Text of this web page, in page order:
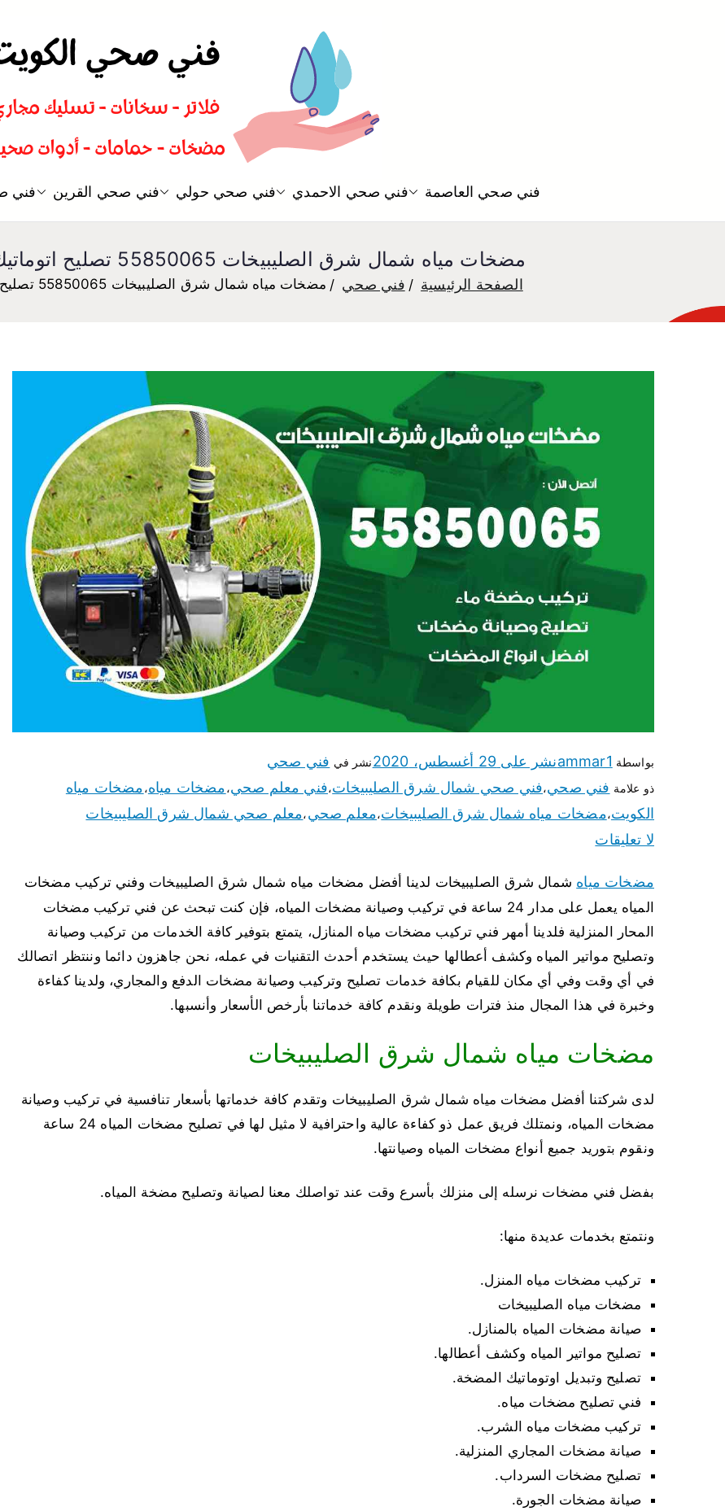
سباك صحي تسليك مجاري فني صحي العاصمة فني صحي الاحمدي فني صحي حولي فني صحي القرين فني
مضخات مياه شمال شرق الصليبيخات 55850065 تصليح اتوماتيك مضخة مياه الكويت
الصفحة الرئيسية فني صحي مضخات مياه شمال شرق الصليبيخات 55850065 تصليح اتوماتيك مضخة مياه الكويت
بواسطة ammar1نشر على 29 أغسطس، 2020 نشر في فني صحي
ذو علامة فني صحي،فني صحي شمال شرق الصليبيخات،فني معلم صحي،مضخات مياه،مضخات مياه
الكويت،مضخات مياه شمال شرق الصليبيخات،معلم صحي،معلم صحي شمال شرق الصليبيخات
لا تعليقات
مضخات مياه شمال شرق الصليبيخات لدينا أفضل مضخات مياه شمال شرق الصليبيخات وفني تركيب مضخات
المياه يعمل على مدار 24 ساعة في تركيب وصيانة مضخات المياه، فإن كنت تبحث عن فني تركيب مضخات
المحار المنزلية فلدينا أمهر فني تركيب مضخات مياه المنازل، يتمتع بتوفير كافة الخدمات من تركيب وصيانة
وتصليح مواتير المياه وكشف أعطالها حيث يستخدم أحدث التقنيات في عمله، نحن جاهزون دائما وننتظر اتصالك
في أي وقت وفي أي مكان للقيام بكافة خدمات تصليح وتركيب وصيانة مضخات الدفع والمجاري، ولدينا كفاءة
وخبرة في هذا المجال منذ فترات طويلة ونقدم كافة خدماتنا بأرخص الأسعار وأنسبها.
مضخات مياه شمال شرق الصليبيخات
لدى شركتنا أفضل مضخات مياه شمال شرق الصليبيخات وتقدم كافة خدماتها بأسعار تنافسية في تركيب وصيانة
مضخات المياه، ونمتلك فريق عمل ذو كفاءة عالية واحترافية لا مثيل لها في تصليح مضخات المياه 24 ساعة
ونقوم بتوريد جميع أنواع مضخات المياه وصيانتها.
بفضل فني مضخات نرسله إلى منزلك بأسرع وقت عند تواصلك معنا لصيانة وتصليح مضخة المياه.
ونتمتع بخدمات عديدة منها:
تركيب مضخات مياه المنزل.
مضخات مياه الصليبيخات
صيانة مضخات المياه بالمنازل.
تصليح مواتير المياه وكشف أعطالها.
تصليح وتبديل اوتوماتيك المضخة.
فني تصليح مضخات مياه.
تركيب مضخات مياه الشرب.
صيانة مضخات المجاري المنزلية.
تصليح مضخات السرداب.
صيانة مضخات الجورة.